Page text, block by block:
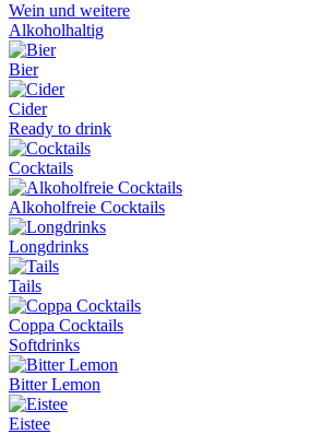
Wein und weitere
Alkoholhaltig
Bier
Cider
Ready to drink
Cocktails
Alkoholfreie Cocktails
Longdrinks
Tails
Coppa Cocktails
Softdrinks
Bitter Lemon
Eistee